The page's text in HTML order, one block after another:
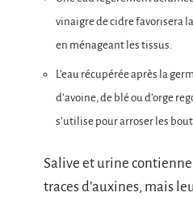
vinaigre de cidre favorisera
en ménageant les tissus.
L’eau récupérée après la
d’avoine, de blé ou d’orge
s’utilise pour arroser les
Salive et urine
traces d’auxines, mais